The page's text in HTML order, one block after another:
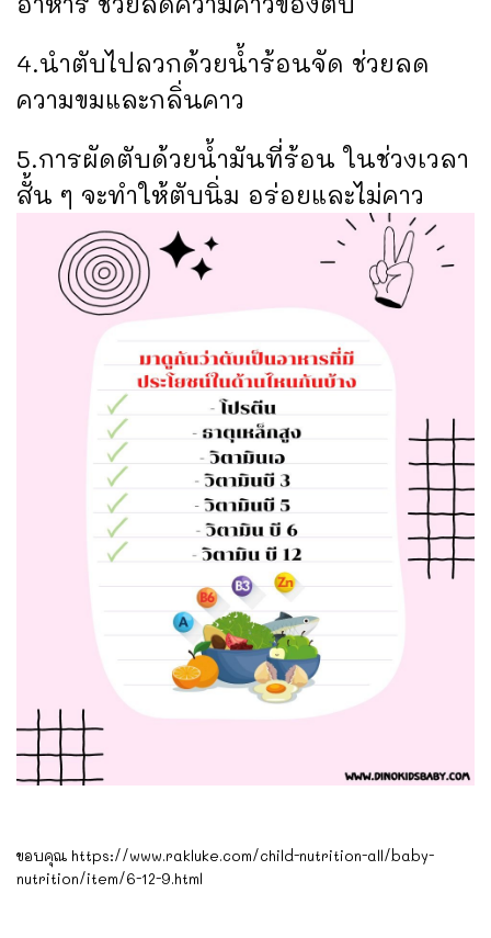
4.นำตับไปลวกด้วยน้ำร้อนจัด ช่วยลด
ความขมและกลิ่นคาว
5.การผัดตับด้วยน้ำมันที่ร้อน ในช่วงเวลา
สั้น ๆ จะทำให้ตับนิ่ม อร่อยและไม่คาว
ขอบคุณ https://www.rakluke.com/child-nutrition-all/baby-
nutrition/item/6-12-9.html